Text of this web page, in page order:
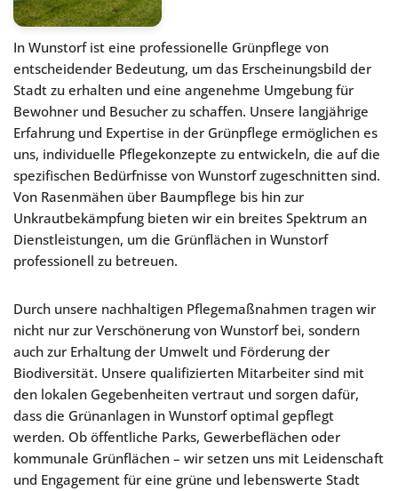
In Wunstorf ist eine professionelle Grünpflege von
entscheidender Bedeutung, um das Erscheinungsbild der
Stadt zu erhalten und eine angenehme Umgebung für
Bewohner und Besucher zu schaffen. Unsere langjährige
Erfahrung und Expertise in der Grünpflege ermöglichen es
uns, individuelle Pflegekonzepte zu entwickeln, die auf die
spezifischen Bedürfnisse von Wunstorf zugeschnitten sind.
Von Rasenmähen über Baumpflege bis hin zur
Unkrautbekämpfung bieten wir ein breites Spektrum an
Dienstleistungen, um die Grünflächen in Wunstorf
professionell zu betreuen.
Durch unsere nachhaltigen Pflegemaßnahmen tragen wir
nicht nur zur Verschönerung von Wunstorf bei, sondern
auch zur Erhaltung der Umwelt und Förderung der
Biodiversität. Unsere qualifizierten Mitarbeiter sind mit
den lokalen Gegebenheiten vertraut und sorgen dafür,
dass die Grünanlagen in Wunstorf optimal gepflegt
werden. Ob öffentliche Parks, Gewerbeflächen oder
kommunale Grünflächen – wir setzen uns mit Leidenschaft
und Engagement für eine grüne und lebenswerte Stadt